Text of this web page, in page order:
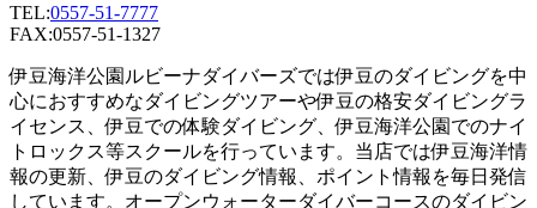
TEL:0557-51-7777
FAX:0557-51-1327
伊豆海洋公園ルビーナダイバーズでは伊豆のダイビングを中
心におすすめなダイビングツアーや伊豆の格安ダイビングラ
イセンス、伊豆での体験ダイビング、伊豆海洋公園でのナイ
トロックス等スクールを行っています。当店では伊豆海洋情
報の更新、伊豆のダイビング情報、ポイント情報を毎日発信
しています。オープンウォーターダイバーコースのダイビン